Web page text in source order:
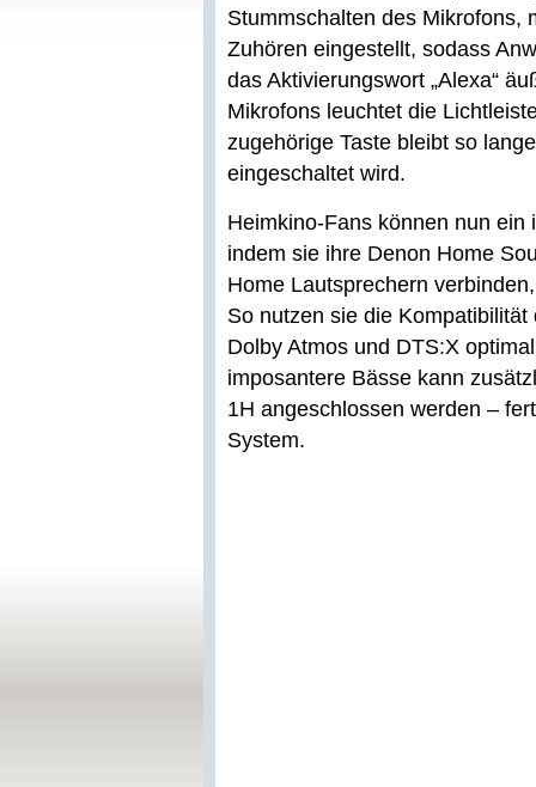
Stummschalten des Mikrofons,
Zuhören eingestellt, sodass
das Aktivierungswort „Alexa“
Mikrofons leuchtet die
zugehörige Taste bleibt so
eingeschaltet wird.
Heimkino-Fans können nun
indem sie ihre Denon Home
Home Lautsprechern
So nutzen sie die
Dolby Atmos und DTS:X
imposantere Bässe kann
1H angeschlossen werden –
System.